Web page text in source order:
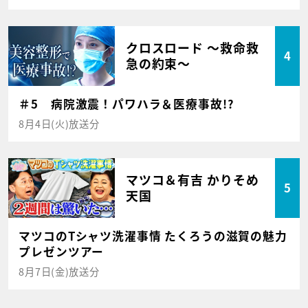
クロスロード ～救命救
急の約束～
4
＃5 病院激震！パワハラ＆医療事故!?
8月4日(火)放送分
マツコ＆有吉 かりそめ
天国
5
マツコのTシャツ洗濯事情 たくろうの滋賀の魅力
プレゼンツアー
8月7日(金)放送分